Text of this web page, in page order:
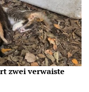
zwei verwaiste